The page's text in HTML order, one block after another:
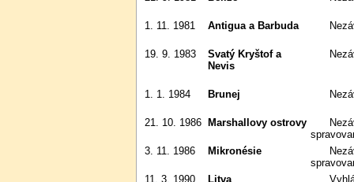
1. 11. 1981 Antigua a Barbuda
19. 9. 1983
Svatý Kryštof a
Nevis
1. 1. 1984 Brunej
21. 10. 1986 Marshallovy ostrovy
Nezávislost na mandátu OSN
3. 11. 1986
Mikronésie
Nezávislost na mandátu OSN
11. 3. 1990
Litva
Vyhlášena nezávislost na SSSR).